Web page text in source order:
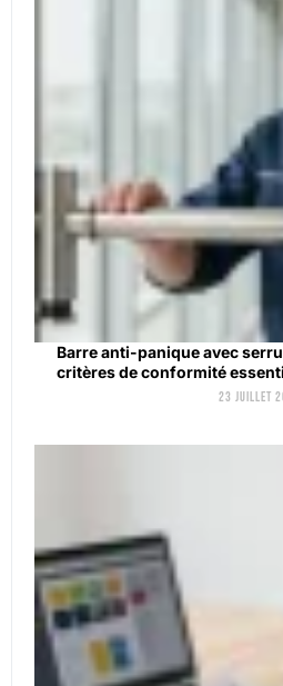
Barre anti-panique avec
critères de conformité
23 juillet